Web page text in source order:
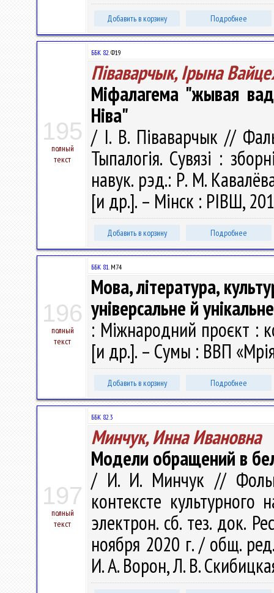
Добавить в корзину Подробнее
195
полный
текст
ББК 82.Ф19
Піваварчык, Ірына
Міфалагема "жывая
Ніва"
/ І. В. Піваварчык //
Тыпалогія. Сувязі :
навук. рэд.: Р. М.
[и др.]. – Мінск : РІВШ,
Добавить в корзину Подробнее
196
полный
текст
ББК 81.М74
Мова, література,
універсальне й унікальне
: Міжнародний проєкт :
[и др.]. – Сумы : ВВП
Добавить в корзину Подробнее
197
полный
текст
ББК 82.3
Минчук, Инна Ивановна
Модели обращений в
/ И. И. Минчук //
контексте культурного
электрон. сб. тез. док.
ноября 2020 г. / общ.
И. А. Ворон, Л. В.